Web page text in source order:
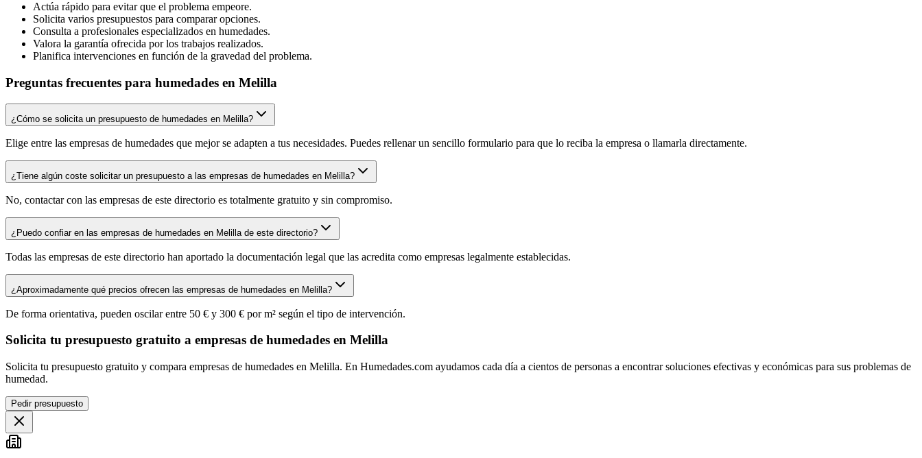
Actúa rápido para evitar que el problema empeore.
Solicita varios presupuestos para comparar opciones.
Consulta a profesionales especializados en humedades.
Valora la garantía ofrecida por los trabajos realizados.
Planifica intervenciones en función de la gravedad del problema.
Preguntas frecuentes para humedades en Melilla
¿Cómo se solicita un presupuesto de humedades en Melilla?
Elige entre las empresas de humedades que mejor se adapten a tus necesidades. Puedes rellenar un sencillo formulario para que lo reciba la empresa o llamarla directamente.
¿Tiene algún coste solicitar un presupuesto a las empresas de humedades en Melilla?
No, contactar con las empresas de este directorio es totalmente gratuito y sin compromiso.
¿Puedo confiar en las empresas de humedades en Melilla de este directorio?
Todas las empresas de este directorio han aportado la documentación legal que las acredita como empresas legalmente establecidas.
¿Aproximadamente qué precios ofrecen las empresas de humedades en Melilla?
De forma orientativa, pueden oscilar entre 50 € y 300 € por m² según el tipo de intervención.
Solicita tu presupuesto gratuito a empresas de humedades en Melilla
Solicita tu presupuesto gratuito y compara empresas de humedades en Melilla. En Humedades.com ayudamos cada día a cientos de personas a encontrar soluciones efectivas y económicas para sus problemas de
humedad.
Pedir presupuesto